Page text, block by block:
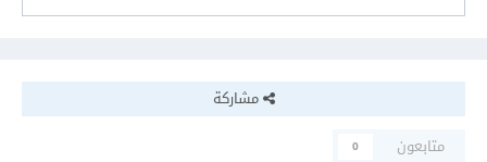
مشاركة
متابعون
0